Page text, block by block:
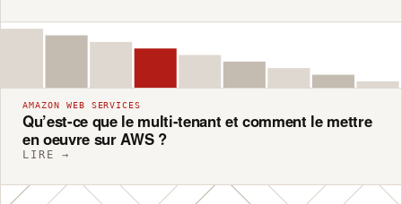
AMAZON WEB SERVICES
Qu’est-ce que le multi-tenant et comment le mettre
en oeuvre sur AWS ?
LIRE →